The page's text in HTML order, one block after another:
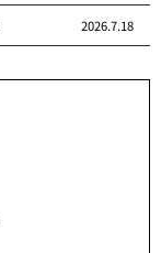
2026.7.18